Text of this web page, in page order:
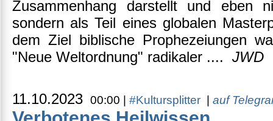
Zusammenhang darstellt und eben
sondern als Teil eines globalen
dem Ziel biblische Prophezeiungen
"Neue Weltordnung" radikaler ....
11.10.2023 00:00 | #Kultursplitter auf